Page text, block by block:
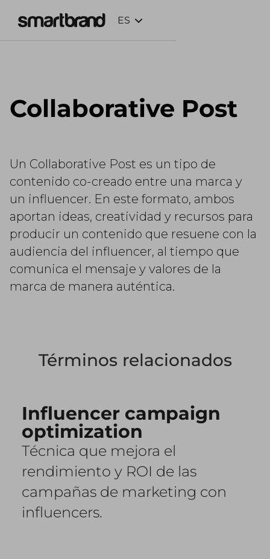
ES
Collaborative Post
Un Collaborative Post es un tipo de
contenido co-creado entre una marca y
un influencer. En este formato, ambos
aportan ideas, creatividad y recursos para
producir un contenido que resuene con la
audiencia del influencer, al tiempo que
comunica el mensaje y valores de la
marca de manera auténtica.
Términos relacionados
Influencer campaign
optimization
Técnica que mejora el
rendimiento y ROI de las
campañas de marketing con
influencers.